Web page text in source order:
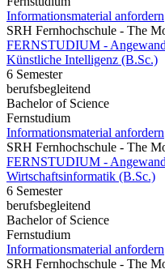
Informationsmaterial anfordern
SRH Fernhochschule - The
FERNSTUDIUM -
Künstliche Intelligenz (B.Sc.)
6 Semester
berufsbegleitend
Bachelor of Science
Fernstudium
Informationsmaterial anfordern
SRH Fernhochschule - The
FERNSTUDIUM -
Wirtschaftsinformatik (B.Sc.)
6 Semester
berufsbegleitend
Bachelor of Science
Fernstudium
Informationsmaterial anfordern
SRH Fernhochschule - The